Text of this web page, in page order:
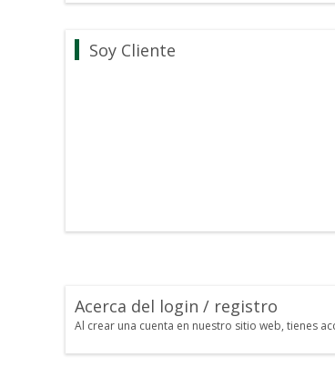
Soy Cliente
Acerca del login / registro
Al crear una cuenta en nuestro sitio web, tienes